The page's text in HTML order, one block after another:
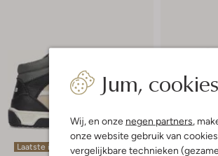
Jum,
Wij, en onze negen partners ,
onze website gebruik van
vergelijkbare technieken
Laatste item
Laatste